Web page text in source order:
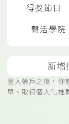
得獎節目
聲活學院
新增
登入帳戶之後，你
單、取得個人化推